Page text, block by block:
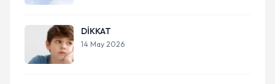
DİKKAT
14 May 2026